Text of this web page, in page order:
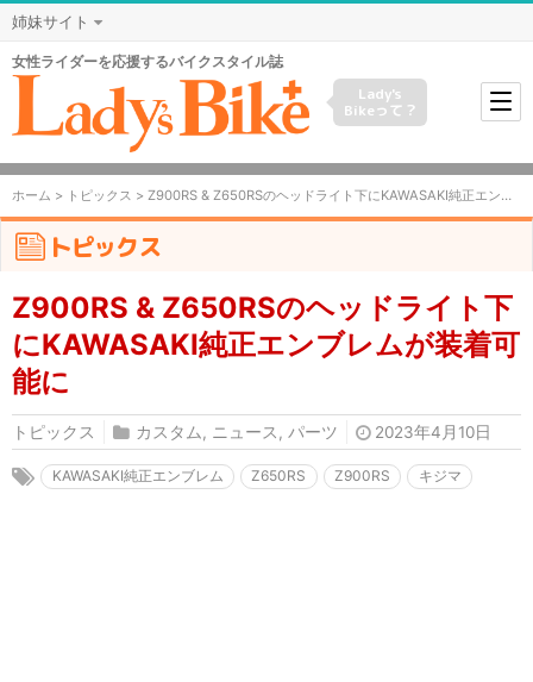
姉妹サイト
女性ライダーを応援するバイクスタイル誌
Lady's
Bikeって？
ホーム > トピックス > Z900RS & Z650RSのヘッドライト下にKAWASAKI純正エンブレムが装着可能に
トピックス
Z900RS & Z650RSのヘッドライト下
にKAWASAKI純正エンブレムが装着可
能に
トピックス カスタム , ニュース , パーツ 2023年4月10日
KAWASAKI純正エンブレム Z650RS Z900RS キジマ